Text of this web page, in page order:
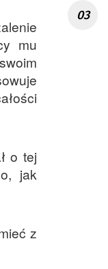
mu
o tej
jak
z